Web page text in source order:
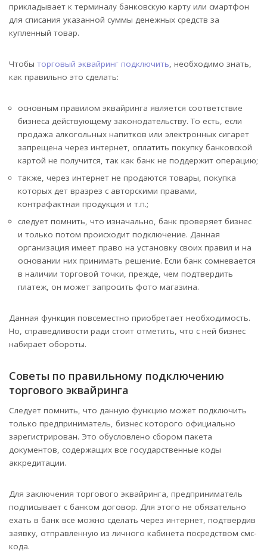
прикладывает к терминалу банковскую карту или смартфон
для списания указанной суммы денежных средств за
купленный товар.
Чтобы торговый эквайринг подключить, необходимо знать,
как правильно это сделать:
основным правилом эквайринга является соответствие
бизнеса действующему законодательству. То есть, если
продажа алкогольных напитков или электронных сигарет
запрещена через интернет, оплатить покупку банковской
картой не получится, так как банк не поддержит операцию;
также, через интернет не продаются товары, покупка
которых дет вразрез с авторскими правами,
контрафактная продукция и т.п.;
следует помнить, что изначально, банк проверяет бизнес
и только потом происходит подключение. Данная
организация имеет право на установку своих правил и на
основании них принимать решение. Если банк сомневается
в наличии торговой точки, прежде, чем подтвердить
платеж, он может запросить фото магазина.
Данная функция повсеместно приобретает необходимость.
Но, справедливости ради стоит отметить, что с ней бизнес
набирает обороты.
Советы по правильному подключению
торгового эквайринга
Следует помнить, что данную функцию может подключить
только предприниматель, бизнес которого официально
зарегистрирован. Это обусловлено сбором пакета
документов, содержащих все государственные коды
аккредитации.
Для заключения торгового эквайринга, предприниматель
подписывает с банком договор. Для этого не обязательно
ехать в банк все можно сделать через интернет, подтвердив
заявку, отправленную из личного кабинета посредством смс-
кода.